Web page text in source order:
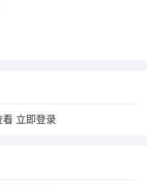
看 立即登录